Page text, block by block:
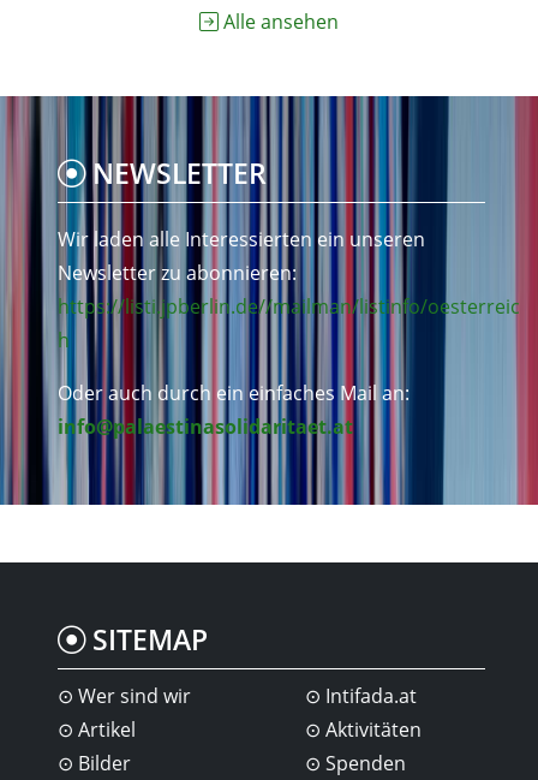
Alle ansehen
NEWSLETTER
Wir laden alle Interessierten ein unseren
Newsletter zu abonnieren:
https://listi.jpberlin.de//mailman/listinfo/oesterreic
h
Oder auch durch ein einfaches Mail an:
info@palaestinasolidaritaet.at
SITEMAP
Wer sind wir
Artikel
Bilder
Intifada.at
Aktivitäten
Spenden